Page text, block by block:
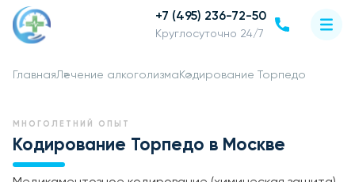
+7 (495) 236-72-50
Круглосуточно 24/7
ГлавнаяЛечение алкоголизма Кодирование Торпедо
МНОГОЛЕТНИЙ ОПЫТ
Кодирование Торпедо в Москве